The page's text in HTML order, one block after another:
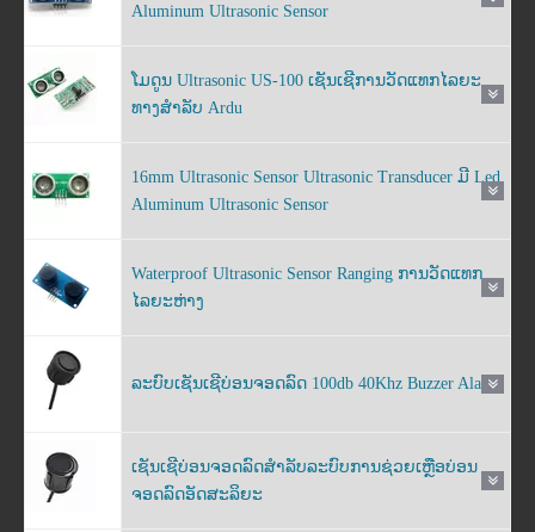
Aluminum Ultrasonic Sensor
ໂມດູນ Ultrasonic US-100 ເຊັນເຊີການວັດແທກໄລຍະ
ທາງສໍາລັບ Ardu
16mm Ultrasonic Sensor Ultrasonic Transducer ມີ Led
Aluminum Ultrasonic Sensor
Waterproof Ultrasonic Sensor Ranging ການວັດແທກ
ໄລຍະຫ່າງ
ລະບົບເຊັນເຊີບ່ອນຈອດລົດ 100db 40Khz Buzzer Alarm
ເຊັນເຊີບ່ອນຈອດລົດສໍາລັບລະບົບການຊ່ວຍເຫຼືອບ່ອນ
ຈອດລົດອັດສະລິຍະ